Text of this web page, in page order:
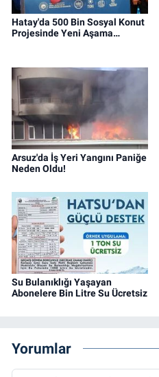
Hatay'da 500 Bin Sosyal Konut
Projesinde Yeni Aşama…
Arsuz'da İş Yeri Yangını Paniğe
Neden Oldu!
Su Bulanıklığı Yaşayan
Abonelere Bin Litre Su Ücretsiz
Yorumlar